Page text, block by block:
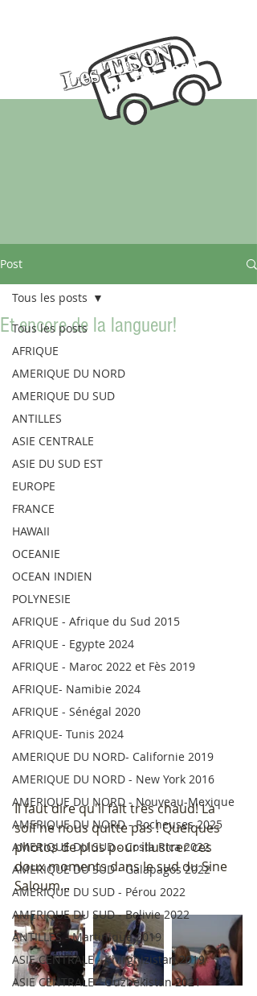
on the road
Les TISON
Post
Tous les posts
AFRIQUE
AMERIQUE DU NORD
AMERIQUE DU SUD
ANTILLES
ASIE CENTRALE
ASIE DU SUD EST
EUROPE
FRANCE
HAWAII
OCEANIE
OCEAN INDIEN
POLYNESIE
AFRIQUE - Afrique du Sud 2015
AFRIQUE - Egypte 2024
AFRIQUE - Maroc 2022 et Fès 2019
AFRIQUE- Namibie 2024
AFRIQUE - Sénégal 2020
AFRIQUE- Tunis 2024
AMERIQUE DU NORD- Californie 2019
AMERIQUE DU NORD - New York 2016
AMERIQUE DU NORD - Nouveau-Mexique
AMERIQUE DU NORD - Rocheuses 2025
AMERIQUE DU SUD - Costa Rica 2022
AMERIQUE DU SUD - Galapagos 2022
AMERIQUE DU SUD - Pérou 2022
AMERIQUE DU SUD - Bolivie 2022
ANTILLES - Martinique 2019
ASIE CENTRALE - Khirghizistan 2019
ASIE CENTRALE - Ouzbekistan 2021
Tous les posts
Et encore de la langueur!
Il faut dire qu'il fait très chaud! La
soif ne nous quitte pas ! Quelques
photos de plus pour illustrer ces
doux moments dans le sud du Sine
Saloum...